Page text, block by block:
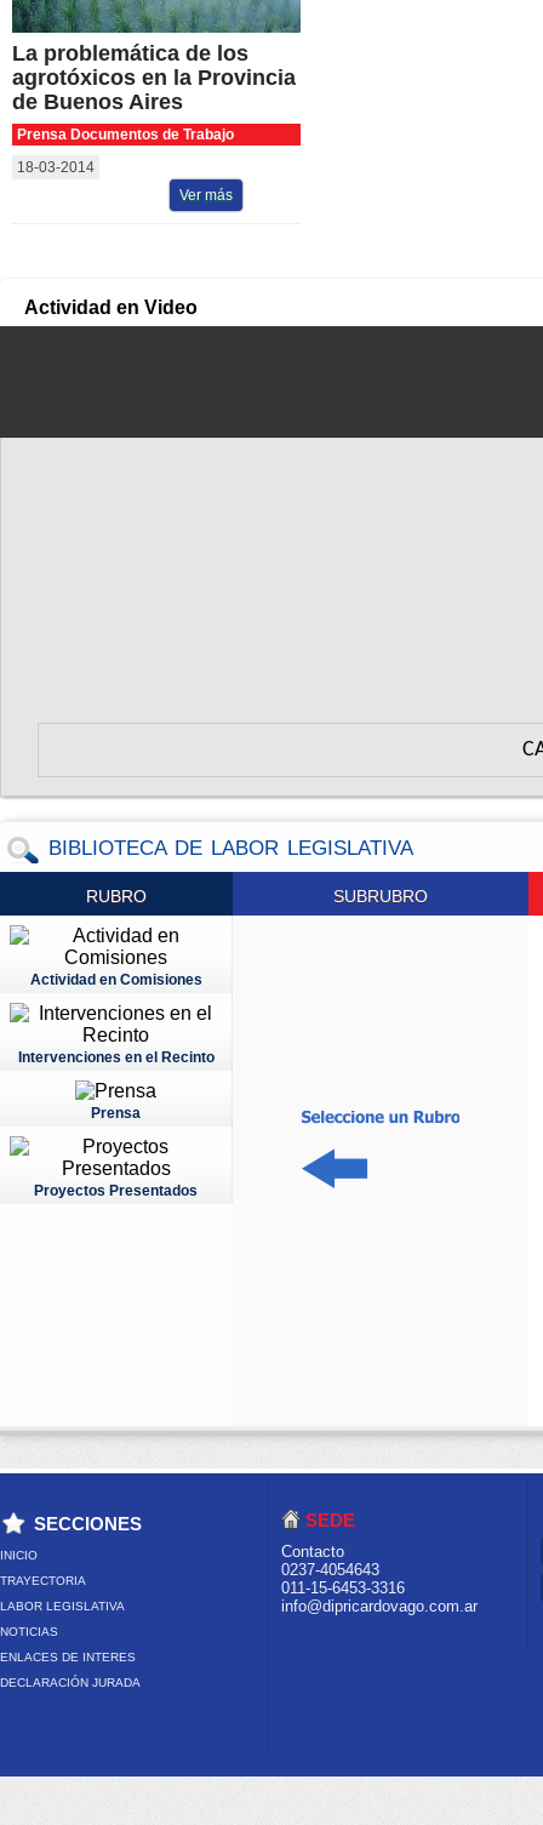
La problemática de los
agrotóxicos en la Provincia
de Buenos Aires
Prensa Documentos de Trabajo
18-03-2014
Ver más
Actividad en Video
BIBLIOTECA DE LABOR LEGISLATIVA
RUBRO
Actividad en Comisiones
Intervenciones en el Recinto
Prensa
Proyectos Presentados
SUBRUBRO
SECCIONES
INICIO
TRAYECTORIA
LABOR LEGISLATIVA
NOTICIAS
ENLACES DE INTERES
DECLARACIÓN JURADA
SEDE
Contacto
0237-4054643
011-15-6453-3316
info@dipricardovago.com.ar